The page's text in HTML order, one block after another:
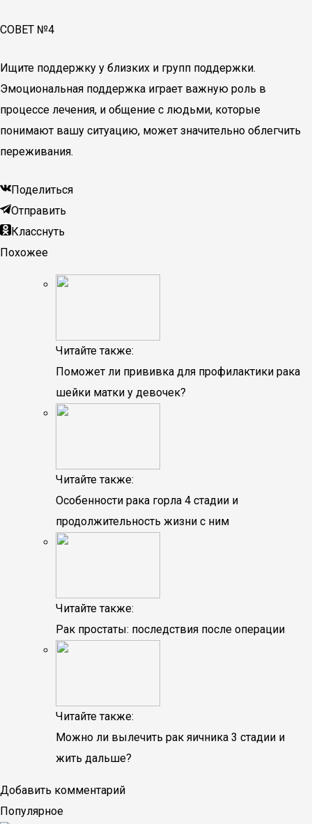
СОВЕТ №4
Ищите поддержку у близких и групп поддержки.
Эмоциональная поддержка играет важную роль в
процессе лечения, и общение с людьми, которые
понимают вашу ситуацию, может значительно облегчить
переживания.
Поделиться
Отправить
Класснуть
Похожее
Читайте также:
Поможет ли прививка для профилактики рака
шейки матки у девочек?
Читайте также:
Особенности рака горла 4 стадии и
продолжительность жизни с ним
Читайте также:
Рак простаты: последствия после операции
Читайте также:
Можно ли вылечить рак яичника 3 стадии и
жить дальше?
Добавить комментарий
Популярное